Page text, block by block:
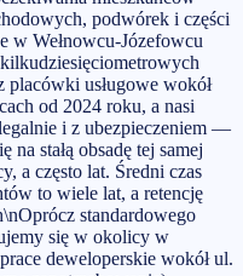
podwórek i części
w Wełnowcu-Józefowcu
placówki usługowe wokół
od 2024 roku, a nasi
i z ubezpieczeniem —
na stałą obsadę tej samej
a często lat. Średni czas
to wiele lat, a retencję
standardowego
się w okolicy w
deweloperskie wokół ul.